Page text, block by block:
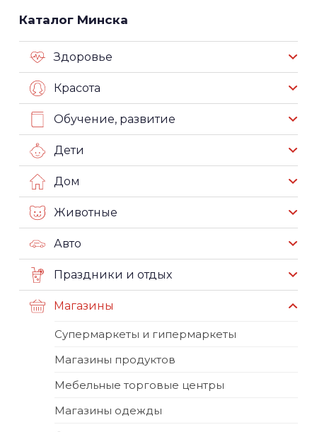
Каталог Минска
Здоровье
Красота
Обучение, развитие
Дети
Дом
Животные
Авто
Праздники и отдых
Магазины
Супермаркеты и гипермаркеты
Магазины продуктов
Мебельные торговые центры
Магазины одежды